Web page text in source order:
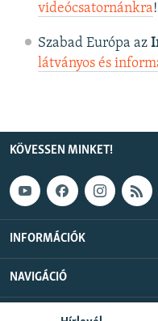
videócsatornánkra!
Szabad Európa az
látványos és
KÖVESSEN MINKET!
INFORMÁCIÓK
NAVIGÁCIÓ